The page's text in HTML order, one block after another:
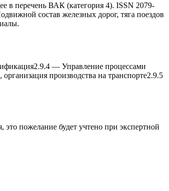
в перечень ВАК (категория 4). ISSN 2079-
состав железныx дорог, тяга поездов
2.9.4 — Управление процессами
производства на транспорте2.9.5
, это пожелание будет учтено при экспертной